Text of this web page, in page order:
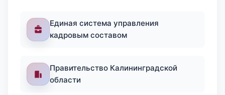
Единая система управления
кадровым составом
Правительство Калининградской
области